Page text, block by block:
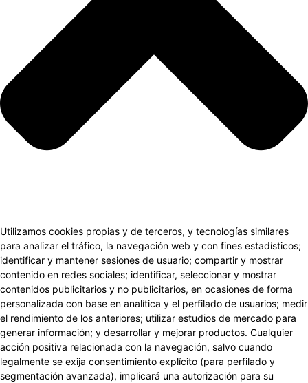
Utilizamos cookies propias y de terceros, y tecnologías similares
para analizar el tráfico, la navegación web y con fines estadísticos;
identificar y mantener sesiones de usuario; compartir y mostrar
contenido en redes sociales; identificar, seleccionar y mostrar
contenidos publicitarios y no publicitarios, en ocasiones de forma
personalizada con base en analítica y el perfilado de usuarios; medir
el rendimiento de los anteriores; utilizar estudios de mercado para
generar información; y desarrollar y mejorar productos. Cualquier
acción positiva relacionada con la navegación, salvo cuando
legalmente se exija consentimiento explícito (para perfilado y
segmentación avanzada), implicará una autorización para su